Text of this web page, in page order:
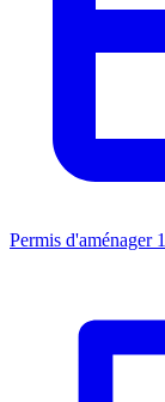
Permis d'aménager 1